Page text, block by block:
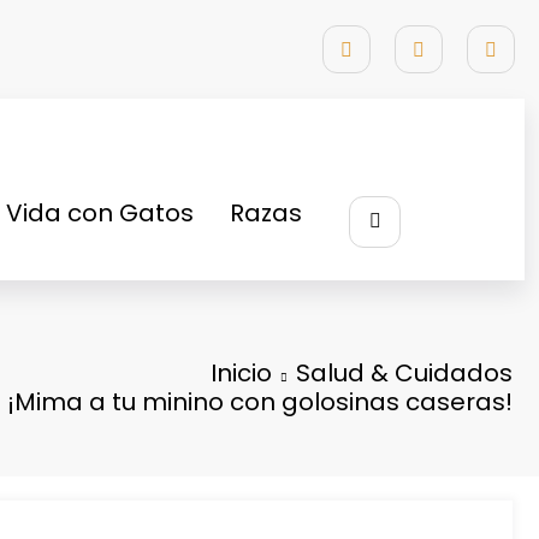
Vida con Gatos Razas
Inicio
Salud & Cuidados
¡Mima a tu minino con golosinas caseras!